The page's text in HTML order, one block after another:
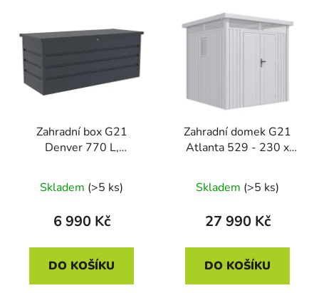
Zahradní box G21
Denver 770 L,
Skladem (>5 ks)
6 990 Kč
DO KOŠÍKU
Zahradní domek G21
Atlanta 529 - 230 x
Skladem (>5 ks)
27 990 Kč
DO KOŠÍKU